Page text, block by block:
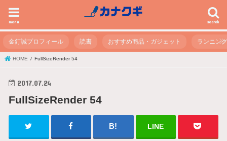
search
menu
金釘誠プロフィール 読書 おすすめ商品・ガジェット ランニング
HOME FullSizeRender 54
2017.07.24
FullSizeRender 54
LINE